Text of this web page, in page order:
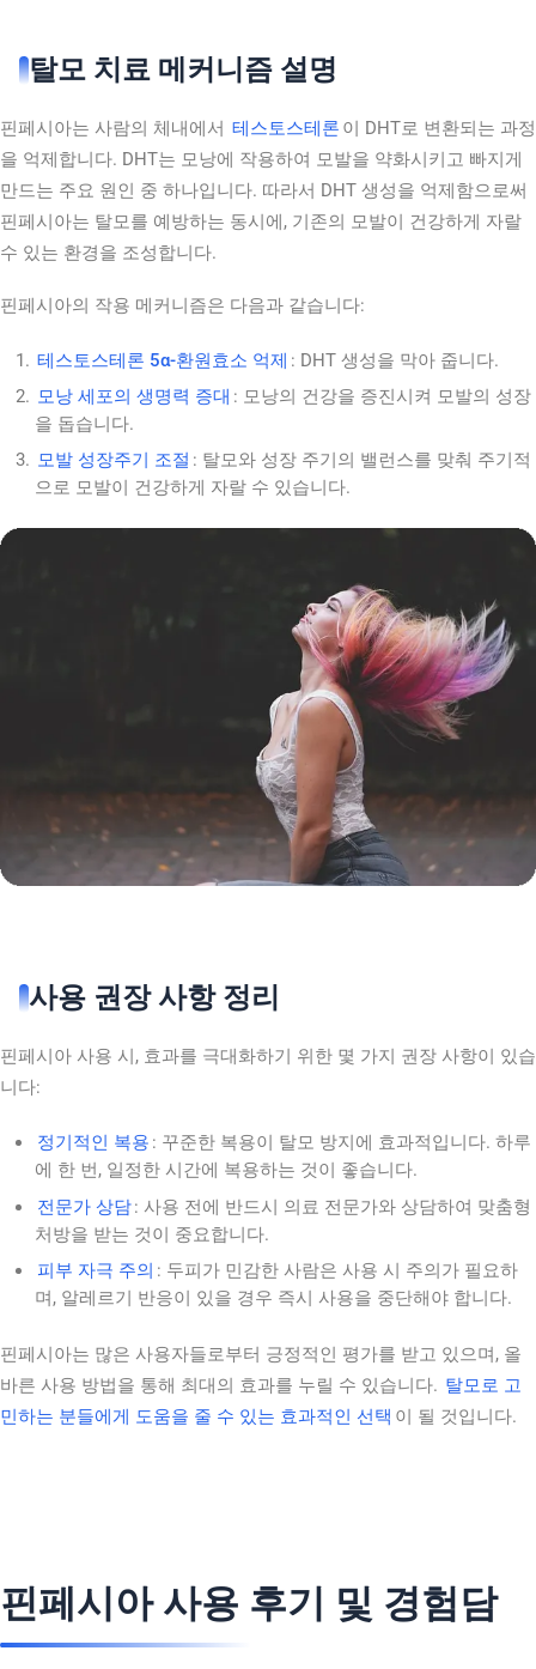
탈모 치료 메커니즘 설명
핀페시아는 사람의 체내에서 테스토스테론 이 DHT로 변환되는 과정
을 억제합니다. DHT는 모낭에 작용하여 모발을 약화시키고 빠지게
만드는 주요 원인 중 하나입니다. 따라서 DHT 생성을 억제함으로써
핀페시아는 탈모를 예방하는 동시에, 기존의 모발이 건강하게 자랄
수 있는 환경을 조성합니다.
핀페시아의 작용 메커니즘은 다음과 같습니다:
테스토스테론 5α-환원효소 억제 : DHT 생성을 막아 줍니다.
모낭 세포의 생명력 증대 : 모낭의 건강을 증진시켜 모발의 성장
을 돕습니다.
모발 성장주기 조절 : 탈모와 성장 주기의 밸런스를 맞춰 주기적
으로 모발이 건강하게 자랄 수 있습니다.
사용 권장 사항 정리
핀페시아 사용 시, 효과를 극대화하기 위한 몇 가지 권장 사항이 있습
니다:
정기적인 복용 : 꾸준한 복용이 탈모 방지에 효과적입니다. 하루
에 한 번, 일정한 시간에 복용하는 것이 좋습니다.
전문가 상담: 사용 전에 반드시 의료 전문가와 상담하여 맞춤형
처방을 받는 것이 중요합니다.
피부 자극 주의 : 두피가 민감한 사람은 사용 시 주의가 필요하
며, 알레르기 반응이 있을 경우 즉시 사용을 중단해야 합니다.
핀페시아는 많은 사용자들로부터 긍정적인 평가를 받고 있으며, 올
바른 사용 방법을 통해 최대의 효과를 누릴 수 있습니다. 탈모로 고
민하는 분들에게 도움을 줄 수 있는 효과적인 선택 이 될 것입니다.
핀페시아 사용 후기 및 경험담